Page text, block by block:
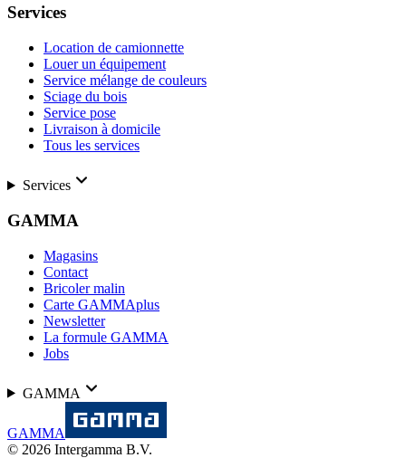
Services
Location de camionnette
Louer un équipement
Service mélange de couleurs
Sciage du bois
Service pose
Livraison à domicile
Tous les services
Services
GAMMA
Magasins
Contact
Bricoler malin
Carte GAMMAplus
Newsletter
La formule GAMMA
Jobs
GAMMA
GAMMA
© 2026 Intergamma B.V.